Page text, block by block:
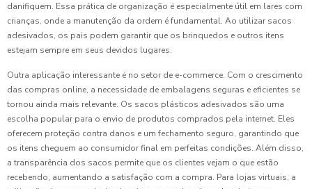
danifiquem. Essa prática de organização é especialmente útil em lares com
crianças, onde a manutenção da ordem é fundamental. Ao utilizar sacos
adesivados, os pais podem garantir que os brinquedos e outros itens
estejam sempre em seus devidos lugares.
Outra aplicação interessante é no setor de e-commerce. Com o crescimento
das compras online, a necessidade de embalagens seguras e eficientes se
tornou ainda mais relevante. Os sacos plásticos adesivados são uma
escolha popular para o envio de produtos comprados pela internet. Eles
oferecem proteção contra danos e um fechamento seguro, garantindo que
os itens cheguem ao consumidor final em perfeitas condições. Além disso,
a transparência dos sacos permite que os clientes vejam o que estão
recebendo, aumentando a satisfação com a compra. Para lojas virtuais, a